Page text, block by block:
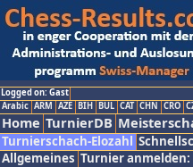
Logged on: Gast
Arabic ARM AZE BIH BUL CAT CHN CRO
Home TurnierDB
Turnierschach-Elozahl
Allgemeines Turnier anmelden: